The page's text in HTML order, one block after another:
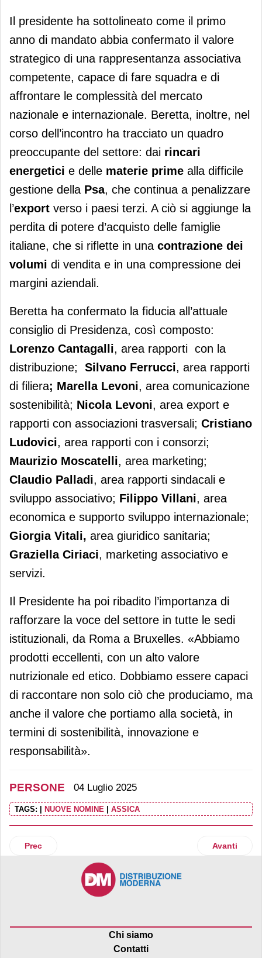
Il presidente ha sottolineato come il primo
anno di mandato abbia confermato il valore
strategico di una rappresentanza associativa
competente, capace di fare squadra e di
affrontare le complessità del mercato
nazionale e internazionale. Beretta, inoltre, nel
corso dell’incontro ha tracciato un quadro
preoccupante del settore: dai rincari
energetici e delle materie prime alla difficile
gestione della Psa, che continua a penalizzare
l’export verso i paesi terzi. A ciò si aggiunge la
perdita di potere d’acquisto delle famiglie
italiane, che si riflette in una contrazione dei
volumi di vendita e in una compressione dei
margini aziendali.
Beretta ha confermato la fiducia all’attuale
consiglio di Presidenza, così composto:
Lorenzo Cantagalli, area rapporti con la
distribuzione; Silvano Ferrucci, area rapporti
di filiera; Marella Levoni, area comunicazione
sostenibilità; Nicola Levoni, area export e
rapporti con associazioni trasversali; Cristiano
Ludovici, area rapporti con i consorzi;
Maurizio Moscatelli, area marketing;
Claudio Palladi, area rapporti sindacali e
sviluppo associativo; Filippo Villani, area
economica e supporto sviluppo internazionale;
Giorgia Vitali, area giuridico sanitaria;
Graziella Ciriaci, marketing associativo e
servizi.
Il Presidente ha poi ribadito l’importanza di
rafforzare la voce del settore in tutte le sedi
istituzionali, da Roma a Bruxelles. «Abbiamo
prodotti eccellenti, con un alto valore
nutrizionale ed etico. Dobbiamo essere capaci
di raccontare non solo ciò che produciamo, ma
anche il valore che portiamo alla società, in
termini di sostenibilità, innovazione e
responsabilità».
PERSONE 04 Luglio 2025
TAGS: | NUOVE NOMINE | ASSICA
Articolo precedente: Laviosa nomina Luca Shel Bertazza
Prec Articolo
Avanti
Chi siamo
Contatti